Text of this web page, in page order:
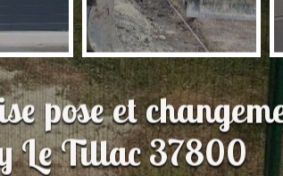
pose et
Le Tillac 37800